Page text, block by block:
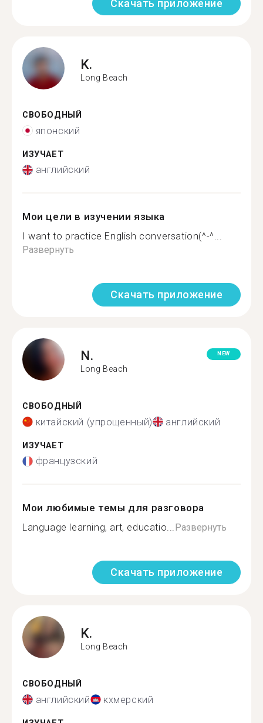
Скачать приложение
K.
Long Beach
СВОБОДНЫЙ
японский
ИЗУЧАЕТ
английский
Мои цели в изучении языка
I want to practice English conversation(^-^...
Развернуть
Скачать приложение
N.
Long Beach
NEW
СВОБОДНЫЙ
китайский (упрощенный) английский
ИЗУЧАЕТ
французский
Мои любимые темы для разговора
Language learning, art, educatio...Развернуть
Скачать приложение
K.
Long Beach
СВОБОДНЫЙ
английский кхмерский